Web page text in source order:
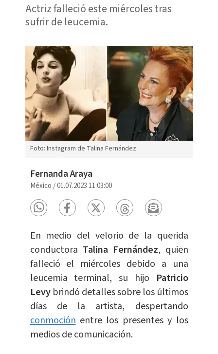
Actriz falleció este miércoles tras
sufrir de leucemia.
Foto: Instagram de Talina Fernández
Fernanda Araya
México /01.07.2023 11:03:00
En medio del velorio de la querida
conductora Talina Fernández, quien
falleció el miércoles debido a una
leucemia terminal, su hijo Patricio
Levy brindó detalles sobre los últimos
días de la artista, despertando
conmociónentre los presentes y los
medios de comunicación.